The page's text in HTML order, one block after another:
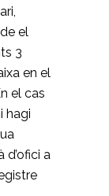
el
3
en el
el cas
hagi
d’ofici a